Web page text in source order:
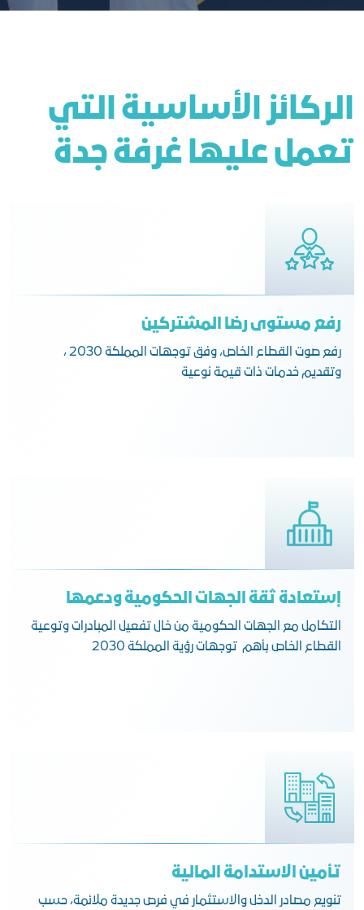
الركائز الأساسية التي
تعمل عليها غرفة جدة
رفع مستوى رضا المشتركين
رفع صوت القطاع الخاص، وفق توجهات المملكة 2030 ،
وتقديم خدمات ذات قيمة نوعية
إستعادة ثقة الجهات الحكومية ودعمها
التكامل مع الجهات الحكومية من خال تفعيل المبادرات وتوعية
القطاع الخاص بأهم توجهات رؤية المملكة 2030
تأمين الاستدامة المالية
تنويع مصادر الدخل والاستثمار في فرص جديدة ملائمة، حسب